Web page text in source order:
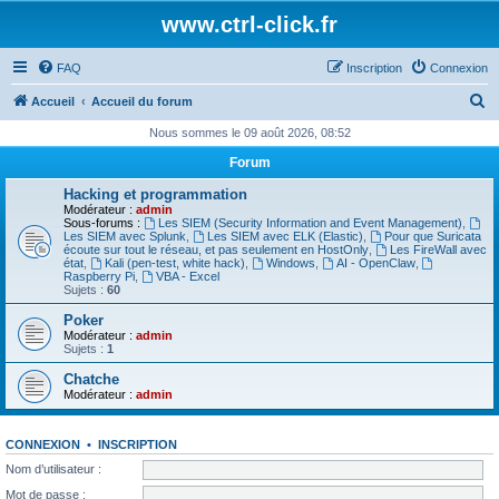
www.ctrl-click.fr
FAQ Connexion
Inscription
Accueil Accueil du forum
h
Nous sommes le 09 août 2026, 08:52
Forum
Hacking et programmation
Modérateur : admin
Sous-forums :
Les SIEM (Security Information and Event Management)
Les SIEM avec Splunk
Les SIEM avec ELK (Elastic)
Pour que Suricata
écoute sur tout le réseau, et pas seulement en HostOnly
Les FireWall avec
état
Kali (pen-test, white hack) Windows AI - OpenClaw,
Raspberry Pi
VBA - Excel
Sujets : 60
Poker
Modérateur : admin
Sujets : 1
Chatche
Modérateur : admin
CONNEXION • INSCRIPTION
Nom d’utilisateur :
Mot de passe :